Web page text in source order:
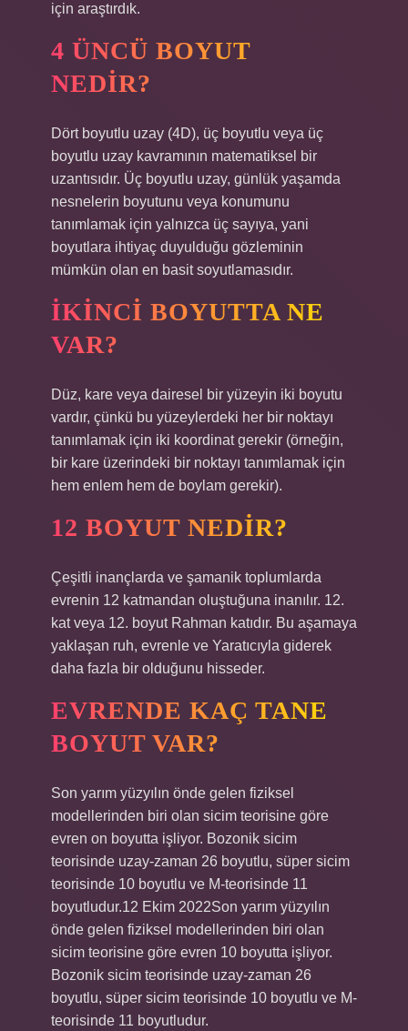
için araştırdık.
4 ÜNCÜ BOYUT
NEDIR?
Dört boyutlu uzay (4D), üç boyutlu veya üç
boyutlu uzay kavramının matematiksel bir
uzantısıdır. Üç boyutlu uzay, günlük yaşamda
nesnelerin boyutunu veya konumunu
tanımlamak için yalnızca üç sayıya, yani
boyutlara ihtiyaç duyulduğu gözleminin
mümkün olan en basit soyutlamasıdır.
İKINCI BOYUTTA NE
VAR?
Düz, kare veya dairesel bir yüzeyin iki boyutu
vardır, çünkü bu yüzeylerdeki her bir noktayı
tanımlamak için iki koordinat gerekir (örneğin,
bir kare üzerindeki bir noktayı tanımlamak için
hem enlem hem de boylam gerekir).
12 BOYUT NEDIR?
Çeşitli inançlarda ve şamanik toplumlarda
evrenin 12 katmandan oluştuğuna inanılır. 12.
kat veya 12. boyut Rahman katıdır. Bu aşamaya
yaklaşan ruh, evrenle ve Yaratıcıyla giderek
daha fazla bir olduğunu hisseder.
EVRENDE KAÇ TANE
BOYUT VAR?
Son yarım yüzyılın önde gelen fiziksel
modellerinden biri olan sicim teorisine göre
evren on boyutta işliyor. Bozonik sicim
teorisinde uzay-zaman 26 boyutlu, süper sicim
teorisinde 10 boyutlu ve M-teorisinde 11
boyutludur.12 Ekim 2022Son yarım yüzyılın
önde gelen fiziksel modellerinden biri olan
sicim teorisine göre evren 10 boyutta işliyor.
Bozonik sicim teorisinde uzay-zaman 26
boyutlu, süper sicim teorisinde 10 boyutlu ve M-
teorisinde 11 boyutludur.